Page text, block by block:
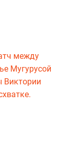
между
Мугурусой
Виктории